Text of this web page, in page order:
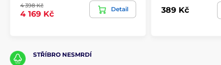
4 398 Kč
4 169 Kč
Detail 389 Kč
STŘÍBRO NESMRDÍ